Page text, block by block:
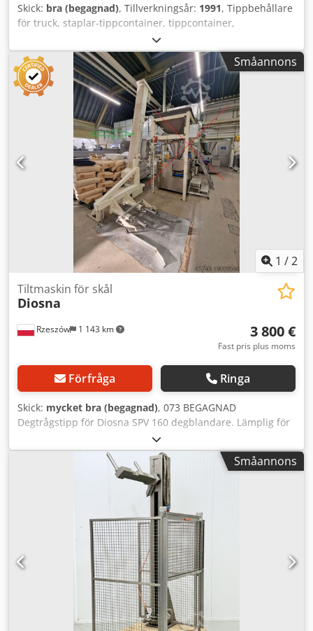
Skick: bra (begagnad), Tillverkningsår: 1991, Tippbehållare
för truck, staplar-tippcontainer, tippcontainer,
tipptruckbehållare, trucktippbehållare, -Kropp: av rostfritt
stål -Tillverkare: BAADER typ 531 -Tipphöjd: 2500 mm (kan
ändras mot tillägg) -Maximal gaffelbredd: 740 mm -
Kedjelift: Demag, tillverkningsår 2007 -Mått:
3800/890/H1060 mm -Vikt: 326 kg Dwjdpsfx T Hfjfx Akqsa -
Utan dokumentation
Småannons
1 /2
Rzeszów 1 143 km
Tiltmaskin för skål
Diosna
3 800 €
Fast pris plus moms
Förfråga Ringa
Skick: mycket bra (begagnad), 073 BEGAGNAD
Degtrågstipp för Diosna SPV 160 degblandare. Lämplig för
WP Haton brödlinje. Maskinen finns tillgänglig för visning
på vårt lager (36-068 Bachórz, Polen). Tillgängliga
betaltjänster: transport / installation / igångkörning. Priset
som anges är exklusive moms. VI TALAR ENGELSKA, TYSKA,
FRANSKA, RYSKA, UKRAINSKA. I vårt erbjudande hittar du
bageriugnar, stickugnar, däckugnar, konditoribackugnar,
butikugnar, bagerimaskiner, brödlinjer, bulllinjer,
kaklinjer, croissantlinjer, baguettemaskiner, degblandare,
mixrar, kavlingsmaskiner, croissantmaskiner. Dwedpowfdb
Aofx Akqea Se alla våra annonser.
Småannons